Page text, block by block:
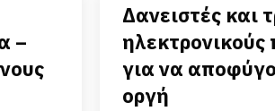
–
Δανειστές και
ηλεκτρονικούς
για να
οργή